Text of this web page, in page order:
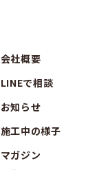
会社概要
LINEで相談
お知らせ
施工中の様子
マガジン